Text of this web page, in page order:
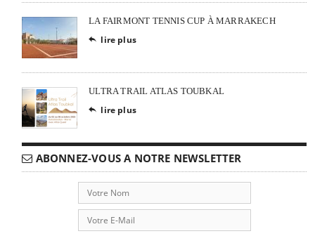
LA FAIRMONT TENNIS CUP À MARRAKECH
 lire plus
ULTRA TRAIL ATLAS TOUBKAL
 lire plus
ABONNEZ-VOUS A NOTRE NEWSLETTER